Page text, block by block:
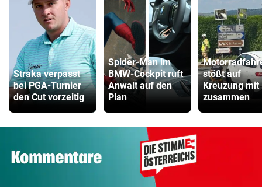
Straka verpasst
bei PGA-Turnier
den Cut vorzeitig
Spider-Man im
BMW-Cockpit ruft
Anwalt auf den
Plan
stößt auf
Kreuzung mit
zusammen